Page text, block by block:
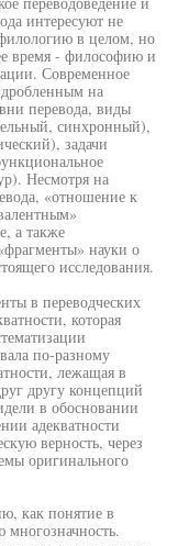
интересуют не
в целом, но
время - философию и
Современное
на
перевода, виды
синхронный),
задачи
Несмотря на
«отношение к
а также
науки о
исследования.
в переводческих
которая
по-разному
лежащая в
другу концепций
в обосновании
адекватности
верность, через
оригинального
как понятие в